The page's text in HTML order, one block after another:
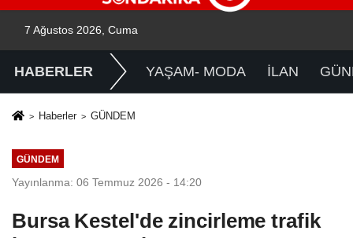
7 Ağustos 2026, Cuma
HABERLER YAŞAM- MODA İLAN
Haberler GÜNDEM
GÜNDEM
Yayınlanma: 06 Temmuz 2026 - 14:20
Bursa Kestel'de zincirleme trafik